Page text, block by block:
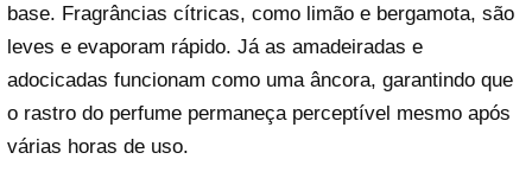
base. Fragrâncias cítricas, como limão e bergamota, são
leves e evaporam rápido. Já as amadeiradas e
adocicadas funcionam como uma âncora, garantindo que
o rastro do perfume permaneça perceptível mesmo após
várias horas de uso.